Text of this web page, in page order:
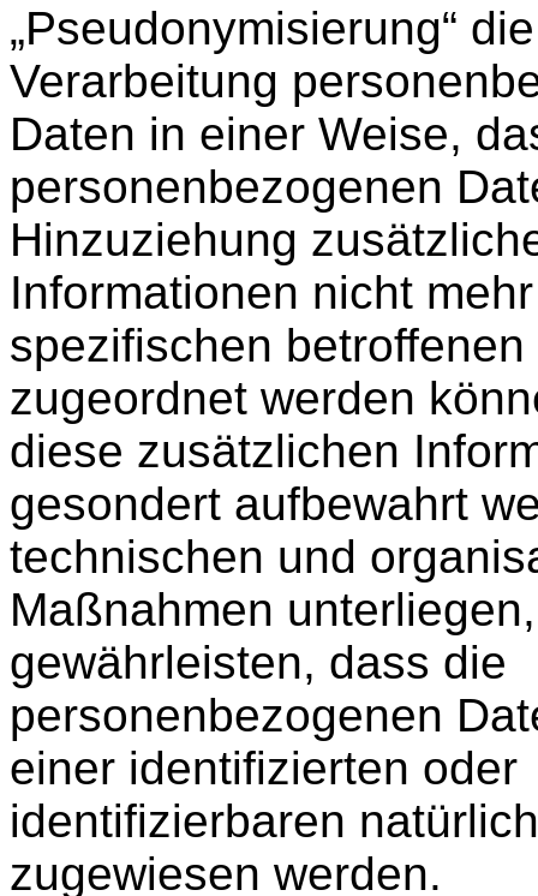
„Pseudonymisierung“ die
Verarbeitung
Daten in einer Weise,
personenbezogenen
Hinzuziehung
Informationen nicht
spezifischen betroffenen
zugeordnet werden
diese zusätzlichen
gesondert aufbewahrt
technischen und
Maßnahmen
gewährleisten, dass die
personenbezogenen
einer identifizierten oder
identifizierbaren
zugewiesen werden.